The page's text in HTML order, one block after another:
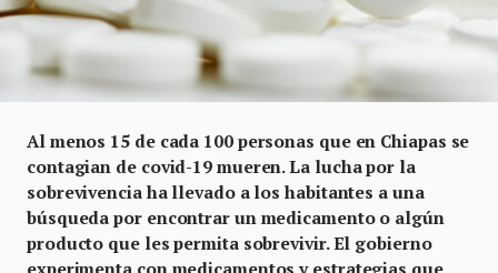
Al menos 15 de cada 100 personas que en Chiapas se
contagian de covid-19 mueren. La lucha por la
sobrevivencia ha llevado a los habitantes a una
búsqueda por encontrar un medicamento o algún
producto que les permita sobrevivir. El gobierno
experimenta con medicamentos y estrategias que